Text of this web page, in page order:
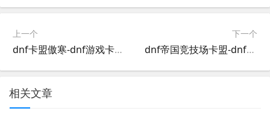
上一个
dnf卡盟傲寒-dnf游戏卡盟平台傲寒专区
下一个
dnf帝国竞技场卡盟-dnf帝国竞技场卡盟购买指南
相关文章